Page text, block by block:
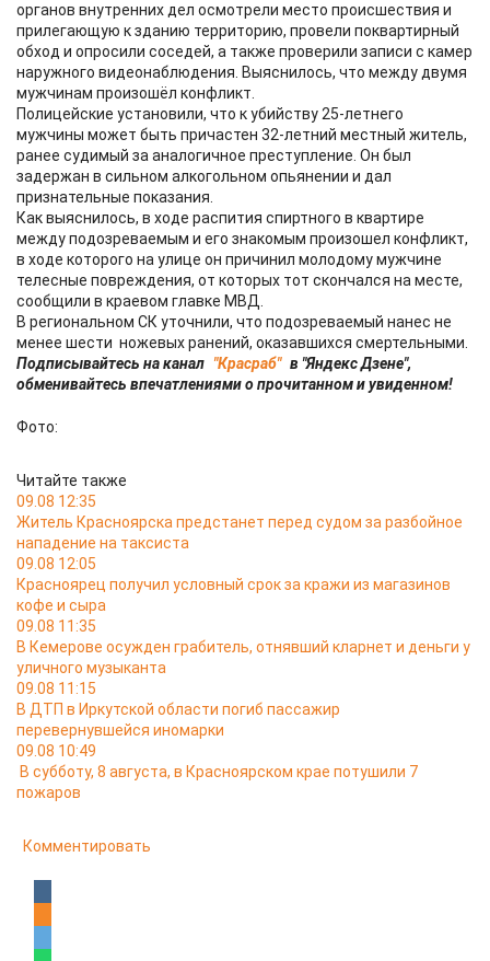
органов внутренних дел осмотрели место происшествия и
прилегающую к зданию территорию, провели поквартирный
обход и опросили соседей, а также проверили записи с камер
наружного видеонаблюдения. Выяснилось, что между двумя
мужчинам произошёл конфликт.
Полицейские установили, что к убийству 25-летнего
мужчины может быть причастен 32-летний местный житель,
ранее судимый за аналогичное преступление. Он был
задержан в сильном алкогольном опьянении и дал
признательные показания.
Как выяснилось, в ходе распития спиртного в квартире
между подозреваемым и его знакомым произошел конфликт,
в ходе которого на улице он причинил молодому мужчине
телесные повреждения, от которых тот скончался на месте,
сообщили в краевом главке МВД.
В региональном СК уточнили, что подозреваемый нанес не
менее шести ножевых ранений, оказавшихся смертельными.
Подписывайтесь на канал "Красраб" в "Яндекс Дзене",
обменивайтесь впечатлениями о прочитанном и увиденном!
Фото:
Читайте также
09.08 12:35
Житель Красноярска предстанет перед судом за разбойное
нападение на таксиста
09.08 12:05
Красноярец получил условный срок за кражи из магазинов
кофе и сыра
09.08 11:35
В Кемерове осужден грабитель, отнявший кларнет и деньги у
уличного музыканта
09.08 11:15
В ДТП в Иркутской области погиб пассажир
перевернувшейся иномарки
09.08 10:49
В субботу, 8 августа, в Красноярском крае потушили 7
пожаров
Комментировать